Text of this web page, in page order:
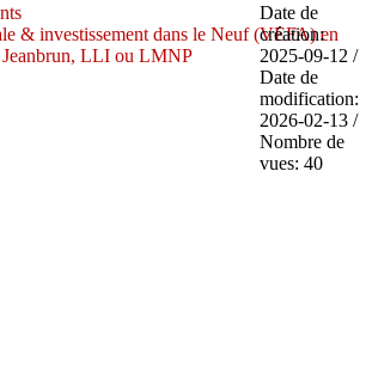
& investissement dans le Neuf (VEFA) en
LLI ou LMNP
Date de
création:
2025-09-12 /
Date de
modification:
2026-02-13 /
Nombre de
vues: 40